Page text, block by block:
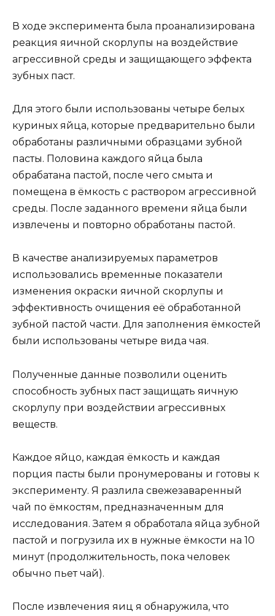
В ходе эксперимента была проанализирована
реакция яичной скорлупы на воздействие
агрессивной среды и защищающего эффекта
зубных паст.
Для этого были использованы четыре белых
куриных яйца, которые предварительно были
обработаны различными образцами зубной
пасты. Половина каждого яйца была
обрабатана пастой, после чего смыта и
помещена в ёмкость с раствором агрессивной
среды. После заданного времени яйца были
извлечены и повторно обработаны пастой.
В качестве анализируемых параметров
использовались временные показатели
изменения окраски яичной скорлупы и
эффективность очищения её обработанной
зубной пастой части. Для заполнения ёмкостей
были использованы четыре вида чая.
Полученные данные позволили оценить
способность зубных паст защищать яичную
скорлупу при воздействии агрессивных
веществ.
Каждое яйцо, каждая ёмкость и каждая
порция пасты были пронумерованы и готовы к
эксперименту. Я разлила свежезаваренный
чай по ёмкостям, предназначенным для
исследования. Затем я обработала яйца зубной
пастой и погрузила их в нужные ёмкости на 10
минут (продолжительность, пока человек
обычно пьет чай).
После извлечения яиц я обнаружила, что